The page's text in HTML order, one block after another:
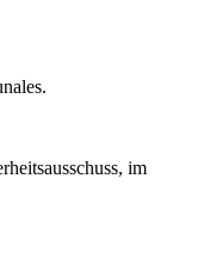
im